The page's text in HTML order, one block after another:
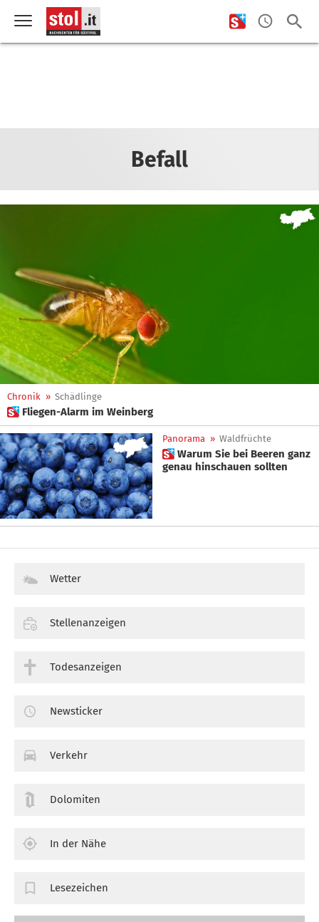
Befall
Chronik » Schädlinge
 Fliegen-Alarm im Weinberg
Panorama » Waldfrüchte
 Warum Sie bei Beeren ganz
genau hinschauen sollten
Wetter
Stellenanzeigen
Todesanzeigen
Newsticker
Verkehr
Dolomiten
In der Nähe
Lesezeichen